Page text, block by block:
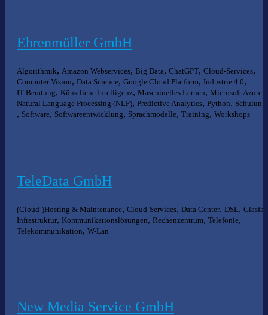
Ehrenmüller GmbH
Algorithmik, Amazon Webservices, Big Data, ChatGPT, Cloud-Services,
Computer Vision, Data Science, Google Cloud Platform, Industrie 4.0,
IT-Beratung, Künstliche Intelligenz, Maschinelles Lernen, Microsoft Azure,
Natural Language Processing (NLP), Predictive Analytics, Python,
, Software, Softwareentwicklung, Sprachmodelle, Training, Workshops
TeleData GmbH
(Cloud-)Hosting & Maintenance, Cloud-Services, Data Center, DSL,
Infrastruktur, Kommunikationslösungen, Rechenzentrum, Telefonie,
Telekommunikation, W-Lan
New Media Service GmbH